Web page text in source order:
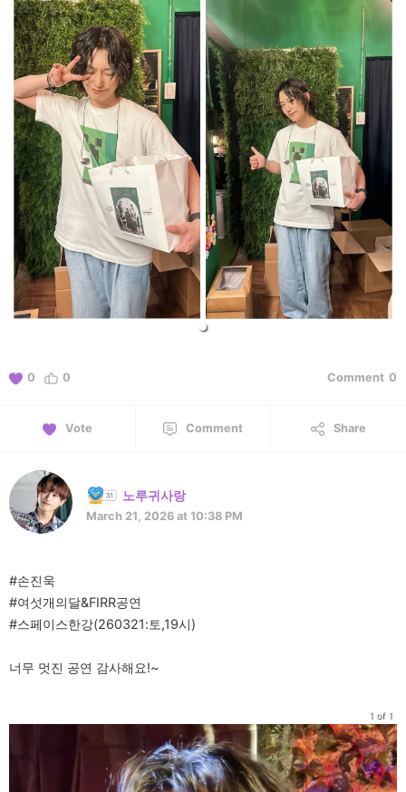
0 0 Comment 0
Vote Comment Share
노루귀사랑
March 21, 2026 at 10:38 PM
#손진욱
#여섯개의달&FIRR공연
#스페이스한강(260321:토,19시)
너무 멋진 공연 감사해요!~
1 of 1